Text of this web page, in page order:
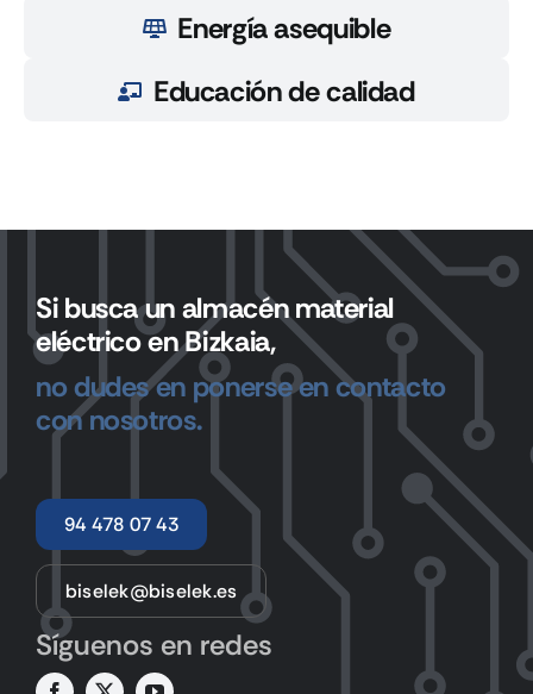
Energía asequible
Educación de calidad
Si busca un almacén material
eléctrico en Bizkaia,
no dudes en ponerse en contacto
con nosotros.
94 478 07 43
biselek@biselek.es
Síguenos en redes